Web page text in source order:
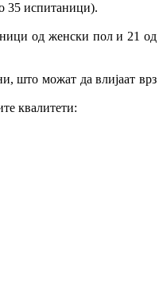
35 испитаници).
од женски пол и 21 од
што можат да влијаат врз
квалитети: